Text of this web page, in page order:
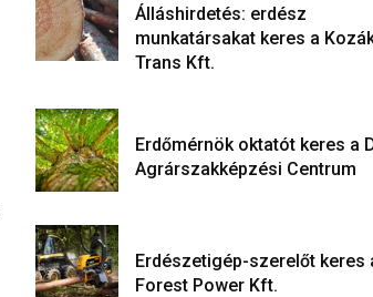
Álláshirdetés: erdész
munkatársakat keres a
Trans Kft.
Erdőmérnök oktatót keres a
Agrárszakképzési Centrum
Erdészetigép-szerelőt keres
Forest Power Kft.